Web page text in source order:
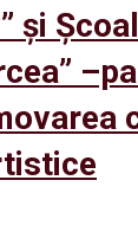
și